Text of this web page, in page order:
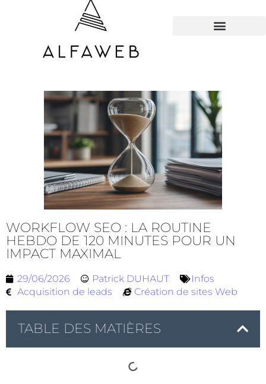
WORKFLOW SEO : LA ROUTINE
HEBDO DE 120 MINUTES POUR UN
IMPACT MAXIMAL
29/06/2026 Patrick DUHAUT
Infos
Acquisition de leads
Création de sites Web
TABLE DES MATIÈRES